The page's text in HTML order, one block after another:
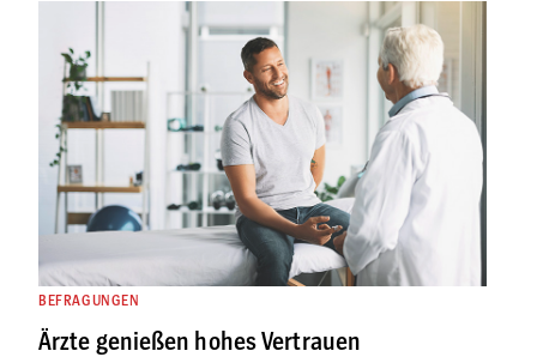
BEFRAGUNGEN
Ärzte genießen hohes Vertrauen